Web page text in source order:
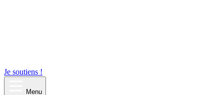
Je soutiens !
Menu